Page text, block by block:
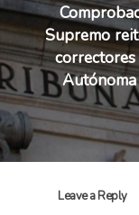
Supremo
Leave a Reply